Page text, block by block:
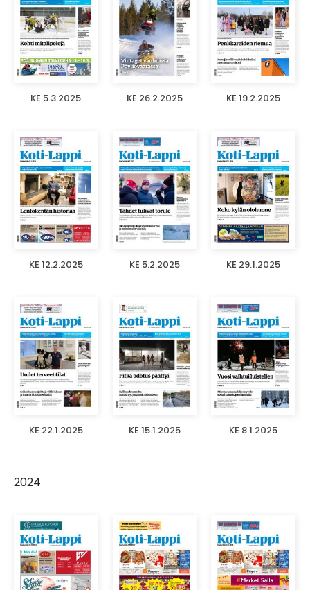
KE 5.3.2025 KE 26.2.2025 KE 19.2.2025
KE 12.2.2025 KE 5.2.2025 KE 29.1.2025
KE 22.1.2025 KE 15.1.2025 KE 8.1.2025
2024